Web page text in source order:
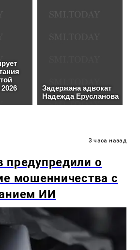
3 часа назад
предупредили о
мошенничества с
ИИ